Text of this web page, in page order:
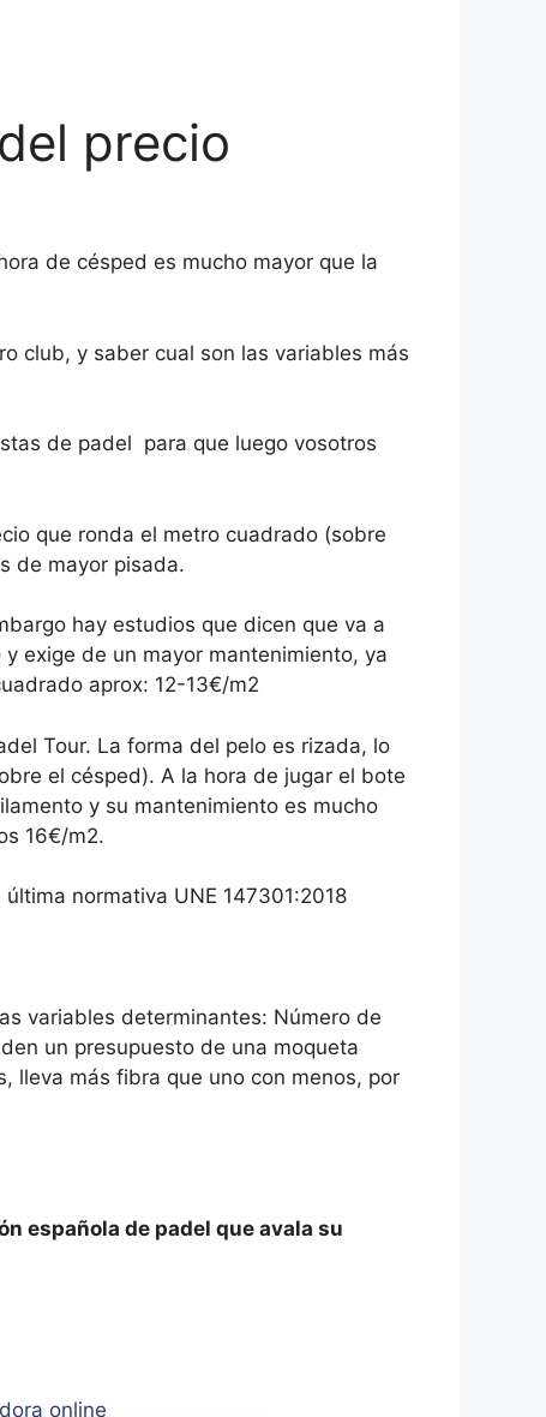
precio
de césped es mucho mayor que la
club, y saber cual son las variables más
de padel para que luego vosotros
que ronda el metro cuadrado (sobre
de mayor pisada.
hay estudios que dicen que va a
exige de un mayor mantenimiento, ya
aprox: 12-13€/m2
Tour. La forma del pelo es rizada, lo
el césped). A la hora de jugar el bote
y su mantenimiento es mucho
16€/m2.
normativa UNE 147301:2018
variables determinantes: Número de
un presupuesto de una moqueta
lleva más fibra que uno con menos, por
española de padel que avala su
online